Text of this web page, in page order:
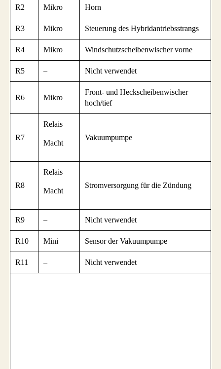
R2 Mikro Horn
R3 Mikro Steuerung des Hybridantriebsstrangs
R4 Mikro Windschutzscheibenwischer vorne
R5 – Nicht verwendet
R6 Mikro
Front- und Heckscheibenwischer
hoch/tief
R7
Relais
Macht
Vakuumpumpe
R8
Relais
Macht
Stromversorgung für die Zündung
R9 – Nicht verwendet
R10 Mini Sensor der Vakuumpumpe
R11 – Nicht verwendet